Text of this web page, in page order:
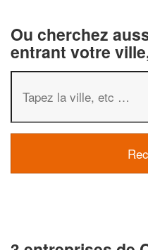
Ou cherchez
entrant votre